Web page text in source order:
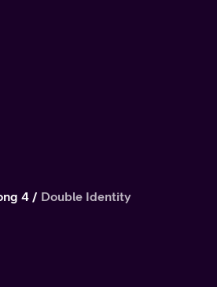
4 Double Identity